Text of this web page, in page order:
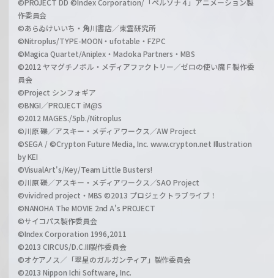
作委員会
©あらゐけいいち・角川書店／東雲研究所
©Nitroplus/TYPE-MOON・ufotable・FZPC
©Magica Quartet/Aniplex・Madoka Partners・MBS
©2012 ヤマグチノボル・メディアファクトリー／ゼロの使い魔Ｆ製作委
員会
©Project シンフォギア
©BNGI／PROJECT iM@S
©2012 MAGES./5pb./Nitroplus
©川原 礫／アスキー・メディアワークス／AW Project
©SEGA / ©Crypton Future Media, Inc. www.crypton.net Illustration
by KEI
©VisualArt's/Key/Team Little Busters!
©川原 礫／アスキー・メディアワークス／SAO Project
©vividred project・MBS ©2013 プロジェクトラブライブ！
©NANOHA The MOVIE 2nd A's PROJECT
©サイコパス製作委員会
©Index Corporation 1996,2011
©2013 CIRCUS/D.C.III製作委員会
©オケアノス／「翠星のガルガンティア」製作委員会
©2013 Nippon Ichi Software, Inc.